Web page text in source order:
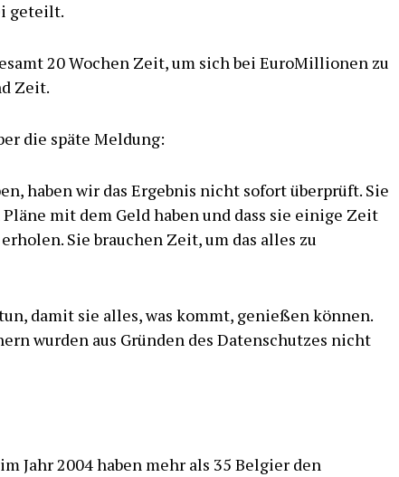
geteilt.
20 Wochen Zeit, um sich bei EuroMillionen zu
Zeit.
die späte Meldung:
haben wir das Ergebnis nicht sofort überprüft. Sie
mit dem Geld haben und dass sie einige Zeit
Sie brauchen Zeit, um das alles zu
damit sie alles, was kommt, genießen können.
wurden aus Gründen des Datenschutzes nicht
Jahr 2004 haben mehr als 35 Belgier den